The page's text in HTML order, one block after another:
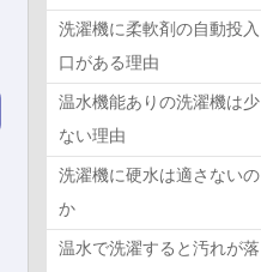
洗濯機に柔軟剤の自動投入
口がある理由
温水機能ありの洗濯機は少
ない理由
洗濯機に硬水は適さないの
か
温水で洗濯すると汚れが落